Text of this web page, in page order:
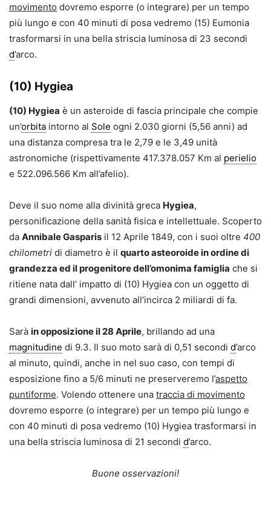
movimento dovremo esporre (o integrare) per un tempo
più lungo e con 40 minuti di posa vedremo (15) Eumonia
trasformarsi in una bella striscia luminosa di 23 secondi
d’arco.
(10) Hygiea
(10) Hygiea è un asteroide di fascia principale che compie
un’orbita intorno al Sole ogni 2.030 giorni (5,56 anni) ad
una distanza compresa tra le 2,79 e le 3,49 unità
astronomiche (rispettivamente 417.378.057 Km al perielio
e 522.096.566 Km all’afelio).
Deve il suo nome alla divinità greca Hygiea,
personificazione della sanità fisica e intellettuale. Scoperto
da Annibale Gasparis il 12 Aprile 1849, con i suoi oltre 400
chilometri di diametro è il quarto asteoroide in ordine di
grandezza ed il progenitore dell’omonima famiglia che si
ritiene nata dall’ impatto di (10) Hygiea con un oggetto di
grandi dimensioni, avvenuto all’incirca 2 miliardi di fa.
Sarà in opposizione il 28 Aprile, brillando ad una
magnitudine di 9.3. Il suo moto sarà di 0,51 secondi d’arco
al minuto, quindi, anche in nel suo caso, con tempi di
esposizione fino a 5/6 minuti ne preserveremo l’aspetto
puntiforme. Volendo ottenere una traccia di movimento
dovremo esporre (o integrare) per un tempo più lungo e
con 40 minuti di posa vedremo (10) Hygiea trasformarsi in
una bella striscia luminosa di 21 secondi d’arco.
Buone osservazioni!